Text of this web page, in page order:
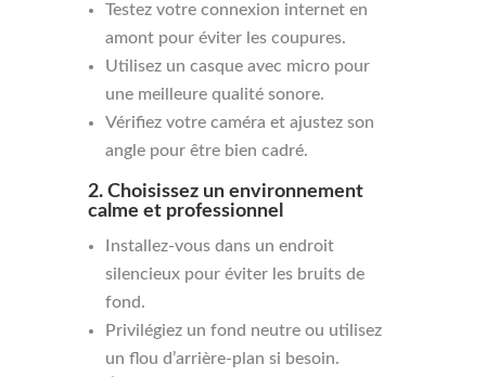
Testez votre connexion internet en
amont pour éviter les coupures.
Utilisez un casque avec micro pour
une meilleure qualité sonore.
Vérifiez votre caméra et ajustez son
angle pour être bien cadré.
2. Choisissez un environnement
calme et professionnel
Installez-vous dans un endroit
silencieux pour éviter les bruits de
fond.
Privilégiez un fond neutre ou utilisez
un flou d’arrière-plan si besoin.